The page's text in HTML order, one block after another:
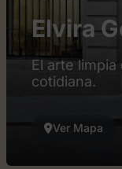
Elvira
El arte
cotidiana.
Ver Mapa